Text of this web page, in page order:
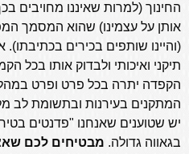
החינוך (למרות שאיננו מחויבים
אותן על עצמינו) שהוא המסמך
(והיינו שותפים בכירים
תיקני ואיכותי ולבדוק אותו בכל
הקפדה יתרה בכל פרט ופרט
המתקנים בעירנות ובתשומת לב
יש שטוענים שאנחנו "פדנטים
בגאווה גדולה. מבטיחים לכם